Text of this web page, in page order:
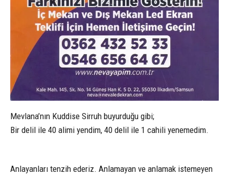
Mevlana’nın Kuddise Sirruh buyurduğu gibi;
Bir delil ile 40 alimi yendim, 40 delil ile 1 cahili yenemedim.
Anlayanları tenzih ederiz. Anlamayan ve anlamak istemeyen